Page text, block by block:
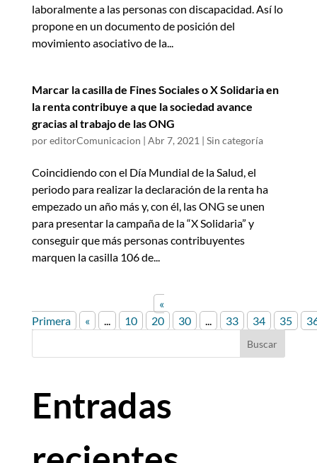
laboralmente a las personas con discapacidad. Así lo
propone en un documento de posición del
movimiento asociativo de la...
Marcar la casilla de Fines Sociales o X Solidaria en
la renta contribuye a que la sociedad avance
gracias al trabajo de las ONG
poreditorComunicacion | Abr 7, 2021| Sin categoría
Coincidiendo con el Día Mundial de la Salud, el
periodo para realizar la declaración de la renta ha
empezado un año más y, con él, las ONG se unen
para presentar la campaña de la “X Solidaria” y
conseguir que más personas contribuyentes
marquen la casilla 106 de...
«
Primera
« ... 10 20 30 ... 33 34 35
Buscar
Entradas